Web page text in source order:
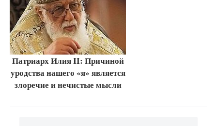
Патриарх Илия II: Причиной
уродства нашего «я» является
злоречие и нечистые мысли